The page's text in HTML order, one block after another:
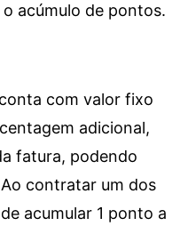
acúmulo de pontos.
com valor fixo
adicional,
fatura, podendo
contratar um dos
acumular 1 ponto a